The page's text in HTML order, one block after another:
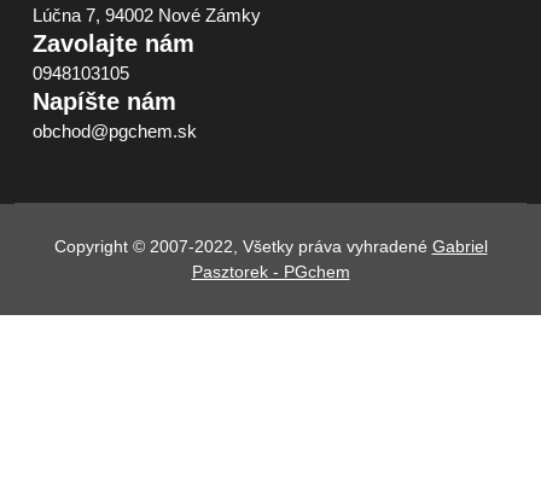
Lúčna 7, 94002 Nové Zámky
Zavolajte nám
0948103105
Napíšte nám
obchod@pgchem.sk
Copyright © 2007-2022, Všetky práva vyhradené Gabriel
Pasztorek - PGchem